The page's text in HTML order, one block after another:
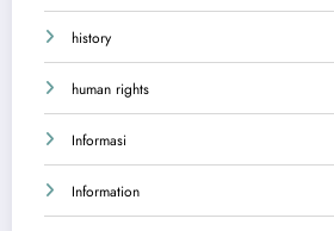
history
human rights
Informasi
Information